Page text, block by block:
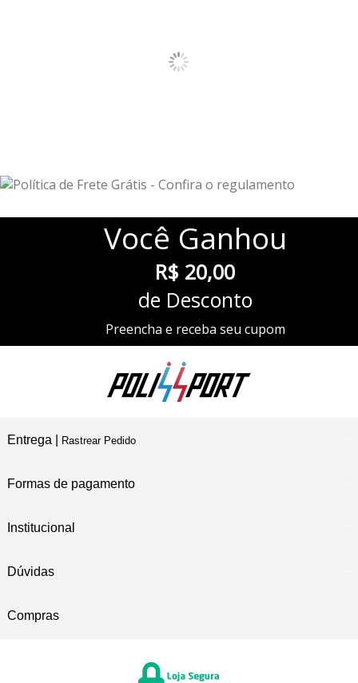
Você Ganhou
R$ 20,00
de Desconto
Preencha e receba seu cupom
Entrega | Rastrear Pedido
Formas de pagamento
Institucional
Dúvidas
Compras